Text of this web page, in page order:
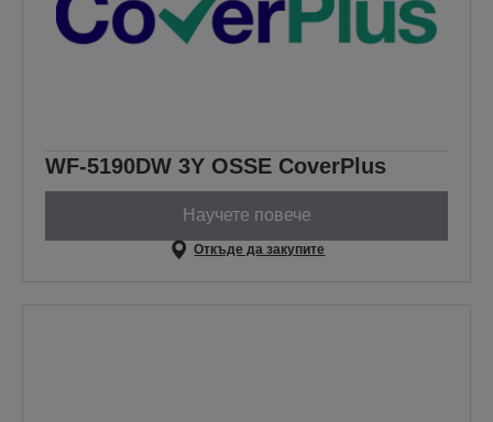
WF-5190DW 3Y OSSE CoverPlus
Научете повече
Откъде да закупите